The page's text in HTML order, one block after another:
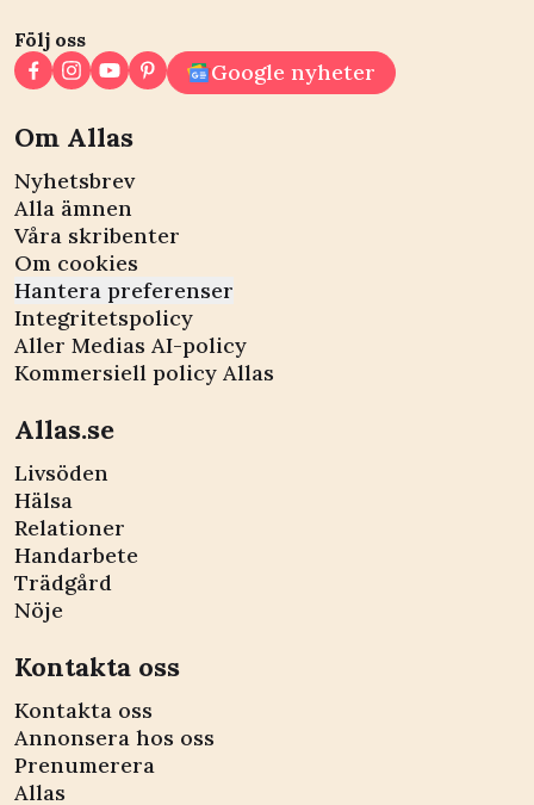
Följ oss
Google nyheter
Om Allas
Nyhetsbrev
Alla ämnen
Våra skribenter
Om cookies
Hantera preferenser
Integritetspolicy
Aller Medias AI-policy
Kommersiell policy Allas
Allas.se
Livsöden
Hälsa
Relationer
Handarbete
Trädgård
Nöje
Kontakta oss
Kontakta oss
Annonsera hos oss
Prenumerera
Allas